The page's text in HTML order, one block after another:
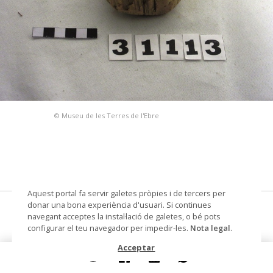
© Museu de les Terres de l'Ebre
suro de pescar
Materials i tècniques suro
Aquest portal fa servir galetes pròpies i de tercers per
donar una bona experiència d'usuari. Si continues
navegant acceptes la instal·lació de galetes, o bé pots
configurar el teu navegador per impedir-les. Nota legal.
Acceptar